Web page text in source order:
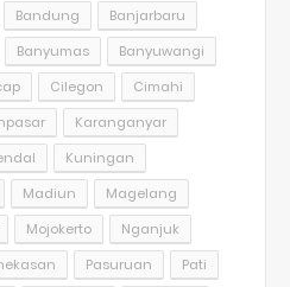
Bandung
Banjarbaru
Banyumas
Banyuwangi
Cilegon
Cimahi
Karanganyar
Kuningan
Madiun
Magelang
Mojokerto
Nganjuk
Pasuruan
Pati